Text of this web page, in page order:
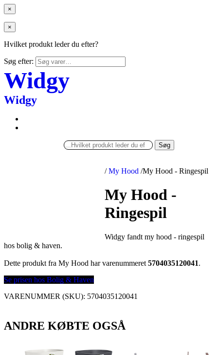
×
×
Hvilket produkt leder du efter?
Søg efter:
Widgy
Widgy
Søg
/ My Hood /My Hood - Ringespil
My Hood -
Ringespil
Widgy fandt my hood - ringespil
hos bolig & haven.
Dette produkt fra My Hood har varenummeret 5704035120041.
Se prisen hos Bolig & Haven
VARENUMMER (SKU): 5704035120041
ANDRE KØBTE OGSÅ